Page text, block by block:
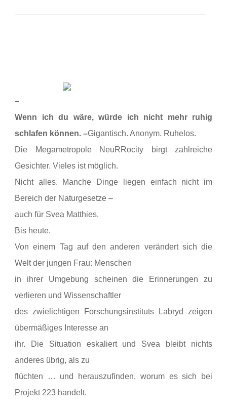
–
Wenn ich du wäre, würde ich nicht mehr ruhig
schlafen können. –Gigantisch. Anonym. Ruhelos.
Die Megametropole NeuRRocity birgt zahlreiche
Gesichter. Vieles ist möglich.
Nicht alles. Manche Dinge liegen einfach nicht im
Bereich der Naturgesetze –
auch für Svea Matthies.
Bis heute.
Von einem Tag auf den anderen verändert sich die
Welt der jungen Frau: Menschen
in ihrer Umgebung scheinen die Erinnerungen zu
verlieren und Wissenschaftler
des zwielichtigen Forschungsinstituts Labryd zeigen
übermäßiges Interesse an
ihr. Die Situation eskaliert und Svea bleibt nichts
anderes übrig, als zu
flüchten … und herauszufinden, worum es sich bei
Projekt 223 handelt.